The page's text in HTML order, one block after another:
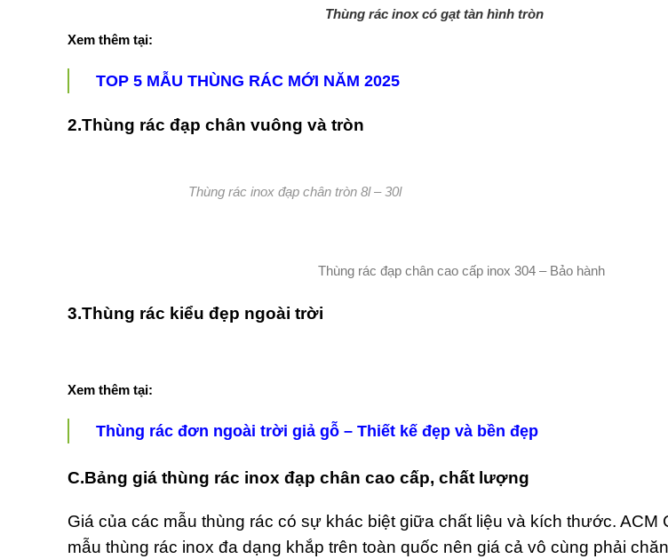
Thùng rác inox có gạt tàn hình tròn
Xem thêm tại:
TOP 5 MẪU THÙNG RÁC MỚI NĂM 2025
2.Thùng rác đạp chân vuông và tròn
Thùng rác inox đạp chân tròn 8l – 30l
Thùng rác đạp chân cao cấp inox 304 – Bảo hành
3.Thùng rác kiểu đẹp ngoài trời
Xem thêm tại:
Thùng rác đơn ngoài trời giả gỗ – Thiết kế đẹp và bền đẹp
C.Bảng giá thùng rác inox đạp chân cao cấp, chất lượng
Giá của các mẫu thùng rác có sự khác biệt giữa chất liệu và kích thước. ACM
mẫu thùng rác inox đa dạng khắp trên toàn quốc nên giá cả vô cùng phải